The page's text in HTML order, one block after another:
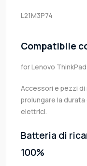
L21M3P74
Compatibile
for Lenovo ThinkPad
Accessori e pezzi di
prolungare la
elettrici.
Batteria di
100%